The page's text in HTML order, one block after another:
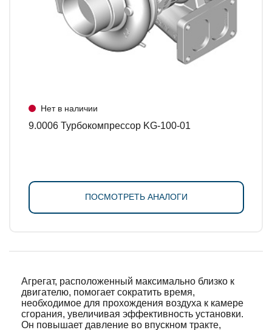
Нет в наличии
9.0006 Турбокомпрессор KG-100-01
ПОСМОТРЕТЬ АНАЛОГИ
Агрегат, расположенный максимально близко к
двигателю, помогает сократить время,
необходимое для прохождения воздуха к камере
сгорания, увеличивая эффективность установки.
Он повышает давление во впускном тракте,